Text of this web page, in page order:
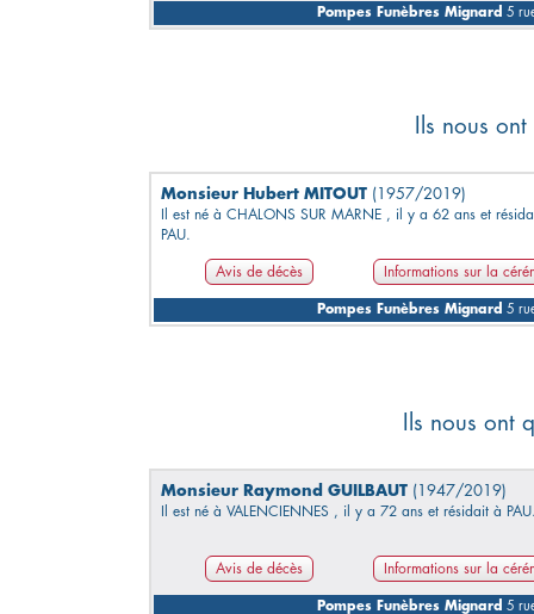
Pompes Funèbres Mignard 5
Ils nous
Monsieur Hubert MITOUT (1957/2019)
Il est né à CHALONS SUR MARNE , il y a 62 ans et
PAU.
Avis de décès Informations sur la
Pompes Funèbres Mignard 5
Ils nous ont
Monsieur Raymond GUILBAUT (1947/2019)
Il est né à VALENCIENNES , il y a 72 ans et résidait à
Avis de décès Informations sur la
Pompes Funèbres Mignard 5